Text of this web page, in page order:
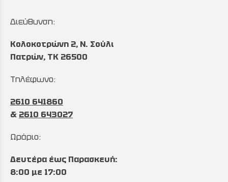
Διεύθυνση:
Κολοκοτρώνη 2, Ν. Σούλι
Πατρών, TK 26500
Τηλέφωνο:
2610 641860
& 2610 643027
Ωράριο:
Δευτέρα έως Παρασκευή:
8:00 με 17:00